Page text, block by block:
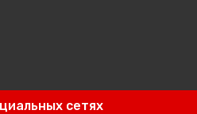
сетях